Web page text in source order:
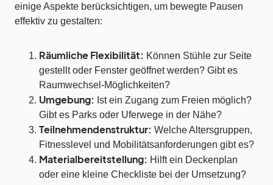
einige Aspekte berücksichtigen, um bewegte Pausen
effektiv zu gestalten:
Räumliche Flexibilität: Können Stühle zur Seite
gestellt oder Fenster geöffnet werden? Gibt es
Raumwechsel-Möglichkeiten?
Umgebung: Ist ein Zugang zum Freien möglich?
Gibt es Parks oder Uferwege in der Nähe?
Teilnehmendenstruktur: Welche Altersgruppen,
Fitnesslevel und Mobilitätsanforderungen gibt es?
Materialbereitstellung: Hilft ein Deckenplan
oder eine kleine Checkliste bei der Umsetzung?